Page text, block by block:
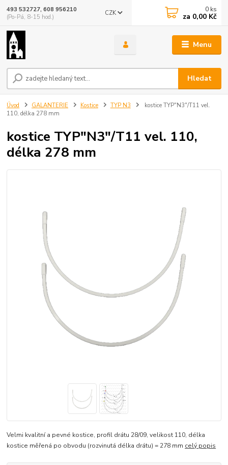
Menu
CZK
Hledat
493 532727, 608 956210
(Po-Pá, 8-15 hod.)
0 ks
za 0,00 Kč
Úvod GALANTERIE Kostice TYP N3
kostice TYP"N3"/T11 vel.
110, délka 278 mm
kostice TYP"N3"/T11 vel. 110,
délka 278 mm
Velmi kvalitní a pevné kostice, profil drátu 28/09, velikost 110, délka
kostice měřená po obvodu (rozvinutá délka drátu) = 278 mm celý popis